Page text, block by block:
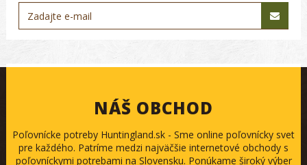
NÁŠ OBCHOD
Poľovnícke potreby Huntingland.sk - Sme online poľovnícky svet
pre každého. Patríme medzi najväčšie internetové obchody s
poľovníckymi potrebami na Slovensku. Ponúkame široký výber